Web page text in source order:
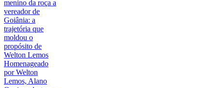
menino da roça a
vereador de
Goiânia: a
trajetória que
moldou o
propósito de
Welton Lemos
Homenageado
por Welton
Lemos, Alano